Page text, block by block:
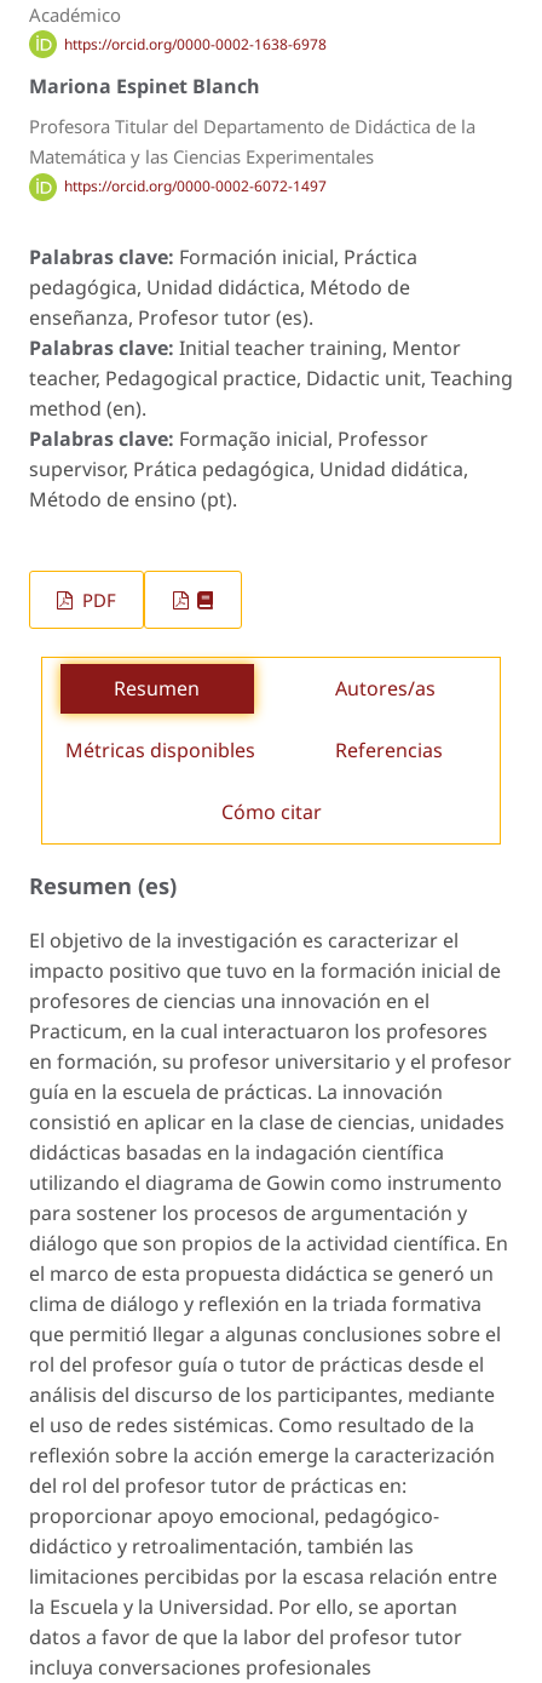
Académico
https://orcid.org/0000-0002-1638-6978
Mariona Espinet Blanch
Profesora Titular del Departamento de Didáctica de la
Matemática y las Ciencias Experimentales
https://orcid.org/0000-0002-6072-1497
Palabras clave: Formación inicial, Práctica
pedagógica, Unidad didáctica, Método de
enseñanza, Profesor tutor (es).
Palabras clave: Initial teacher training, Mentor
teacher, Pedagogical practice, Didactic unit, Teaching
method (en).
Palabras clave: Formação inicial, Professor
supervisor, Prática pedagógica, Unidad didática,
Método de ensino (pt).
PDF
Resumen Autores/as
Métricas disponibles Referencias
Cómo citar
Resumen (es)
El objetivo de la investigación es caracterizar el
impacto positivo que tuvo en la formación inicial de
profesores de ciencias una innovación en el
Practicum, en la cual interactuaron los profesores
en formación, su profesor universitario y el profesor
guía en la escuela de prácticas. La innovación
consistió en aplicar en la clase de ciencias, unidades
didácticas basadas en la indagación científica
utilizando el diagrama de Gowin como instrumento
para sostener los procesos de argumentación y
diálogo que son propios de la actividad científica. En
el marco de esta propuesta didáctica se generó un
clima de diálogo y reflexión en la triada formativa
que permitió llegar a algunas conclusiones sobre el
rol del profesor guía o tutor de prácticas desde el
análisis del discurso de los participantes, mediante
el uso de redes sistémicas. Como resultado de la
reflexión sobre la acción emerge la caracterización
del rol del profesor tutor de prácticas en:
proporcionar apoyo emocional, pedagógico-
didáctico y retroalimentación, también las
limitaciones percibidas por la escasa relación entre
la Escuela y la Universidad. Por ello, se aportan
datos a favor de que la labor del profesor tutor
incluya conversaciones profesionales